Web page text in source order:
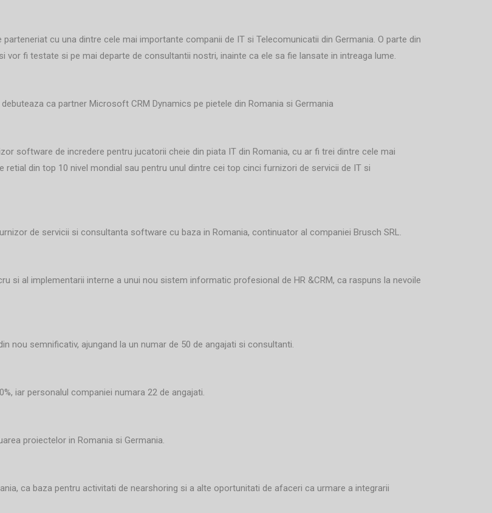
cu una dintre cele mai importante companii de IT si Telecomunicatii din Germania. O parte din
vor fi testate si pe mai departe de consultantii nostri, inainte ca ele sa fie lansate in intreaga lume.
ca partner Microsoft CRM Dynamics pe pietele din Romania si Germania
software de incredere pentru jucatorii cheie din piata IT din Romania, cu ar fi trei dintre cele mai
din top 10 nivel mondial sau pentru unul dintre cei top cinci furnizori de servicii de IT si
de servicii si consultanta software cu baza in Romania, continuator al companiei Brusch SRL.
si al implementarii interne a unui nou sistem informatic profesional de HR &CRM, ca raspuns la nevoile
nou semnificativ, ajungand la un numar de 50 de angajati si consultanti.
iar personalul companiei numara 22 de angajati.
proiectelor in Romania si Germania.
ca baza pentru activitati de nearshoring si a alte oportunitati de afaceri ca urmare a integrarii